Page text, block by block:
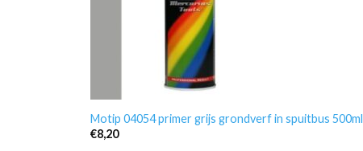
Motip 04054 primer grijs grondverf in spuitbus 500ml
€8,20